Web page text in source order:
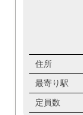
住所
最寄り駅
定員数